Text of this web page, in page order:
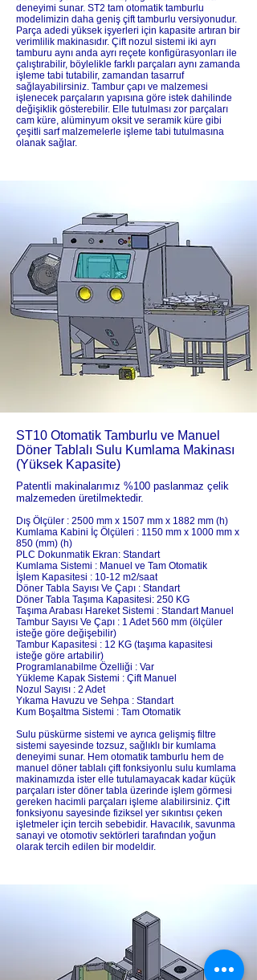
deneyimi sunar. ST2 tam otomatik tamburlu
modelimizin daha geniş çift tamburlu versiyonudur.
Parça adedi yüksek işyerleri için kapasite artıran bir
verimlilik makinasıdır. Çift nozul sistemi iki ayrı
tamburu aynı anda ayrı reçete konfigürasyonları ile
çalıştırabilir, böylelikle farklı parçaları aynı zamanda
işleme tabi tutabilir, zamandan tasarruf
sağlayabilirsiniz. Tambur çapı ve malzemesi
işlenecek parçaların yapısına göre istek dahilinde
değişiklik gösterebilir. Elle tutulması zor parçaları
cam küre, alüminyum oksit ve seramik küre gibi
çeşitli sarf malzemelerle işleme tabi tutulmasına
olanak sağlar.
ST10 Otomatik Tamburlu ve Manuel
Döner Tablalı Sulu Kumlama Makinası
(Yüksek Kapasite)
Patentli makinalarımız %100 paslanmaz çelik
malzemeden üretilmektedir.
Dış Ölçüler : 2500 mm x 1507 mm x 1882 mm (h)
Kumlama Kabini İç Ölçüleri : 1150 mm x 1000 mm x
850 (mm) (h)
PLC Dokunmatik Ekran: Standart
Kumlama Sistemi : Manuel ve Tam Otomatik
İşlem Kapasitesi : 10-12 m2/saat
Döner Tabla Sayısı Ve Çapı : Standart
Döner Tabla Taşıma Kapasitesi: 250 KG
Taşıma Arabası Hareket Sistemi : Standart Manuel
Tambur Sayısı Ve Çapı : 1 Adet 560 mm (ölçüler
isteğe göre değişebilir)
Tambur Kapasitesi : 12 KG (taşıma kapasitesi
isteğe göre artabilir)
Programlanabilme Özelliği : Var
Yükleme Kapak Sistemi : Çift Manuel
Nozul Sayısı : 2 Adet
Yıkama Havuzu ve Sehpa : Standart
Kum Boşaltma Sistemi : Tam Otomatik
Sulu püskürme sistemi ve ayrıca gelişmiş filtre
sistemi sayesinde tozsuz, sağlıklı bir kumlama
deneyimi sunar. Hem otomatik tamburlu hem de
manuel döner tablalı çift fonksiyonlu sulu kumlama
makinamızda ister elle tutulamayacak kadar küçük
parçaları ister döner tabla üzerinde işlem görmesi
gereken hacimli parçaları işleme alabilirsiniz. Çift
fonksiyonu sayesinde fiziksel yer sıkıntısı çeken
işletmeler için tercih sebebidir. Havacılık, savunma
sanayi ve otomotiv sektörleri tarafından yoğun
olarak tercih edilen bir modeldir.